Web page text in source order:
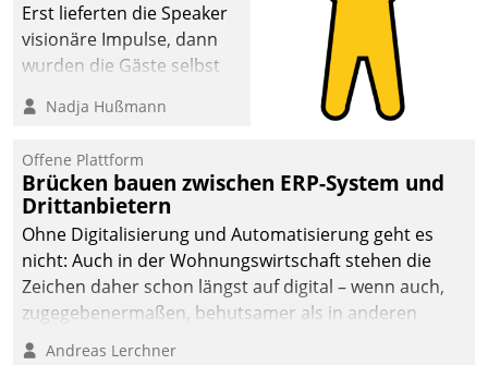
Erst lieferten die Speaker
visionäre Impulse, dann
wurden die Gäste selbst
methodisch
Quartier. Dazwischen
zeigte Datatrain, was es
Neues zu bieten hat.
Nadja Hußmann
Offene Plattform
Brücken bauen zwischen ERP-System und
Drittanbietern
Ohne Digitalisierung und Automatisierung geht es
nicht: Auch in der Wohnungswirtschaft stehen die
Zeichen daher schon längst auf digital – wenn auch,
zugegebenermaßen, behutsamer als in anderen
Branchen.
Andreas Lerchner